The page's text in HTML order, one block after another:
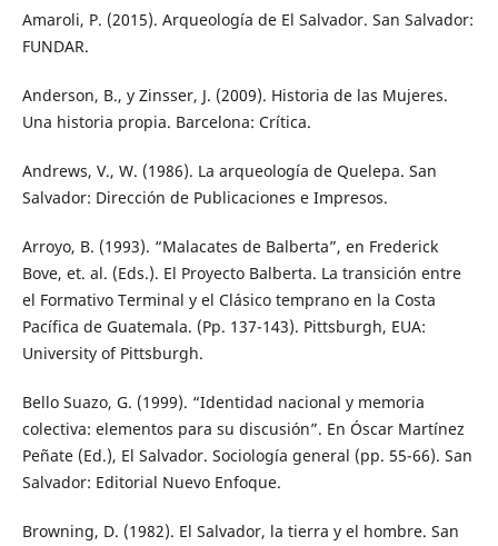
Amaroli, P. (2015). Arqueología de El Salvador. San Salvador:
FUNDAR.
Anderson, B., y Zinsser, J. (2009). Historia de las Mujeres.
Una historia propia. Barcelona: Crítica.
Andrews, V., W. (1986). La arqueología de Quelepa. San
Salvador: Dirección de Publicaciones e Impresos.
Arroyo, B. (1993). “Malacates de Balberta”, en Frederick
Bove, et. al. (Eds.). El Proyecto Balberta. La transición entre
el Formativo Terminal y el Clásico temprano en la Costa
Pacífica de Guatemala. (Pp. 137-143). Pittsburgh, EUA:
University of Pittsburgh.
Bello Suazo, G. (1999). “Identidad nacional y memoria
colectiva: elementos para su discusión”. En Óscar Martínez
Peñate (Ed.), El Salvador. Sociología general (pp. 55-66). San
Salvador: Editorial Nuevo Enfoque.
Browning, D. (1982). El Salvador, la tierra y el hombre. San